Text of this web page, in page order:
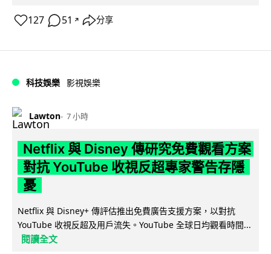
127 51 ↗ 分享
科技娛樂 影視娛樂
Lawton 7 小時
Netflix 與 Disney 傳研究免費觀看方案
對抗 YouTube 收視反超專家警告存隱
憂
Netflix 與 Disney+ 傳評估推出免費廣告支援方案，以對抗
YouTube 收視反超及用戶流失。YouTube 全球日均觀看時間...
閱讀全文